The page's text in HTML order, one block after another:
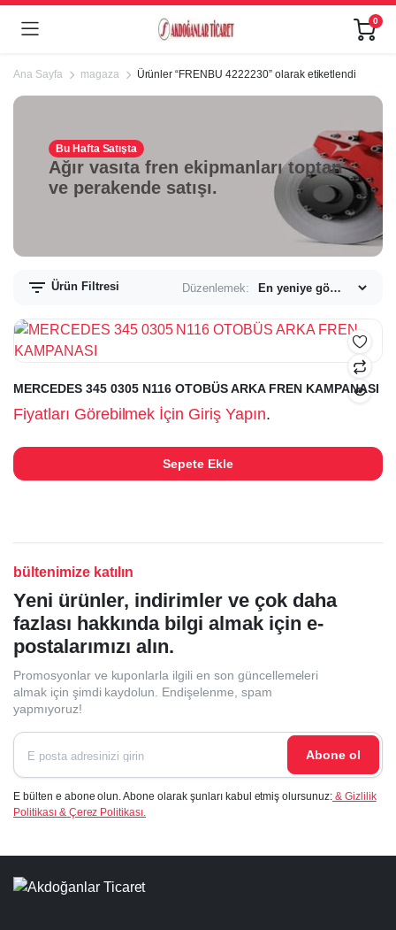
0
Ana Sayfa magaza Ürünler “FRENBU 4222230” olarak etiketlendi
Bu Hafta Satışta
Ağır vasıta fren ekipmanları toptan
ve perakende satışı.
Ürün Filtresi Düzenlemek:
MERCEDES 345 0305 N116 OTOBÜS ARKA FREN KAMPANASI
Fiyatları Görebilmek İçin Giriş Yapın.
Sepete Ekle
bültenimize katılın
Yeni ürünler, indirimler ve çok daha
fazlası hakkında bilgi almak için e-
postalarımızı alın.
Promosyonlar ve kuponlarla ilgili en son güncellemeleri
almak için şimdi kaydolun. Endişelenme, spam
yapmıyoruz!
Abone ol
E bülten e abone olun. Abone olarak şunları kabul etmiş olursunuz: & Gizlilik
Politikası & Çerez Politikası.